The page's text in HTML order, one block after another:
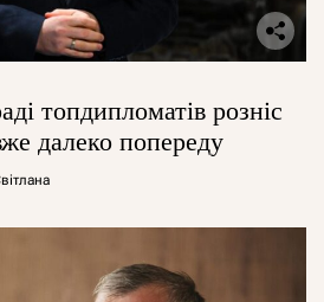
топдипломатів розніс
далеко попереду